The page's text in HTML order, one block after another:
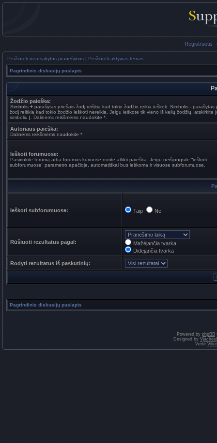
Registruotis
Peržiūrėti neatsakytus pranešimus | Peržiūrėti aktyvias temas
Pagrindinis diskusijų puslapis
Žodžio paieška:
Simbolis + parašytas priešais žodį reiškia kad tokio žodžio reikia ieškoti. Simbolis - parašytas
žodį reiškia kad tokio žodžio ieškoti nereikia. Jeigu ieškote tik vieno iš kelių žodžių, atskirkite
simboliu | . Dalinėms reikšmėms naudokite *.
Autoriaus paieška:
Dalinėms reikšmėms naudokite *.
Ieškoti forumuose:
Pasirinkite forumą arba forumus kuriuose norite atlikti paiešką. Jeigu neišjungsite “ieškoti
subforumuose“ parametro apačioje, automatiškai bus ieškoma ir visuose subforumuose.
Ieškoti subforumuose: Taip Ne
Rūšiuoti rezultatus pagal:
Mažėjančia tvarka
Didėjančia tvarka
Rodyti rezultatus iš paskutinių:
Pagrindinis diskusijų puslapis
Powered by phpBB
Designed by
Vertė